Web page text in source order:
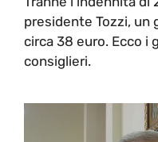
presidente Tozzi, un
circa 38 euro. Ecco i
consiglieri.